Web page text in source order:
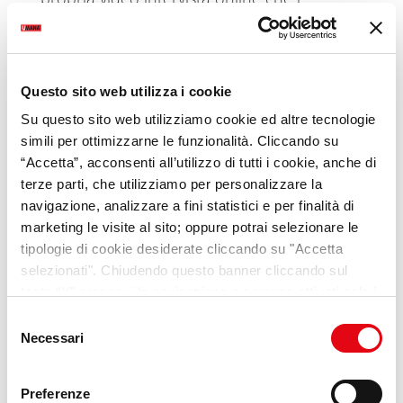
Questo sito web utilizza i cookie
Su questo sito web utilizziamo cookie ed altre tecnologie
simili per ottimizzarne le funzionalità. Cliccando su
“Accetta”, acconsenti all’utilizzo di tutti i cookie, anche di
terze parti, che utilizziamo per personalizzare la
navigazione, analizzare a fini statistici e per finalità di
marketing le visite al sito; oppure potrai selezionare le
tipologie di cookie desiderate cliccando su "Accetta
selezionati". Chiudendo questo banner cliccando sul
modificare le tue preferenze in ogni momento mediante il
link “Impostazione dei cookie” a fine pagina. Per ulteriori
Cookie
Policy.
delNecessari
Preferenze
recruiter potranno successivamente
permette così di sostenere video colloqui di
selezione in modalità esclusivamente on
demand.
Lunedì 8 marzo alle ore 16.00 si terrà il
webinar di apertura dell’evento, a cui
parteciperanno:
Maria Rita Fiasco, Vice President Anitec-
Assinform;
Anna Carmassi, Advisory Board Leader
STEAMiamoci;
Kaspersky;